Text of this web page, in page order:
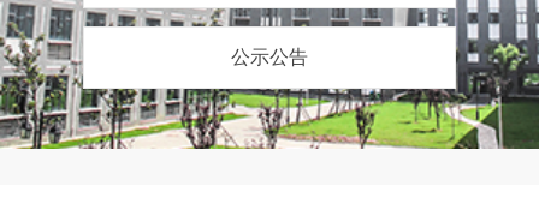
公示公告